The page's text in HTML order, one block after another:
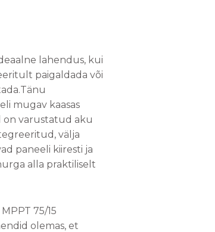
lahendus, kui
paigaldada või
mugav kaasas
on varustatud aku
välja
paneeli kiiresti ja
alla praktiliselt
75/15
olemas, et